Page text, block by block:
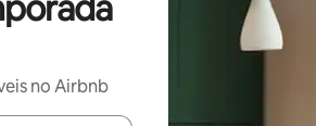
no Airbnb